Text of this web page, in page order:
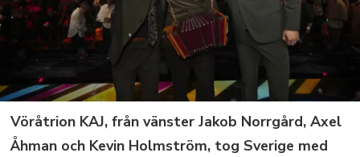
Vöråtrion KAJ, från vänster Jakob Norrgård, Axel
Åhman och Kevin Holmström, tog Sverige med